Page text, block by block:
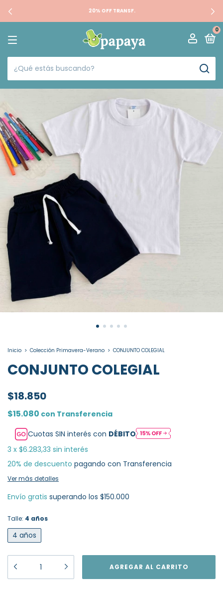
20% OFF TRANSF.
0
Inicio > Colección Primavera-Verano > CONJUNTO COLEGIAL
CONJUNTO COLEGIAL
$18.850
$15.080 con Transferencia
Cuotas SIN interés con DÉBITO
3 x $6.283,33 sin interés
20% de descuento pagando con Transferencia
Ver más detalles
Envío gratis superando los $150.000
Talle: 4 años
4 años